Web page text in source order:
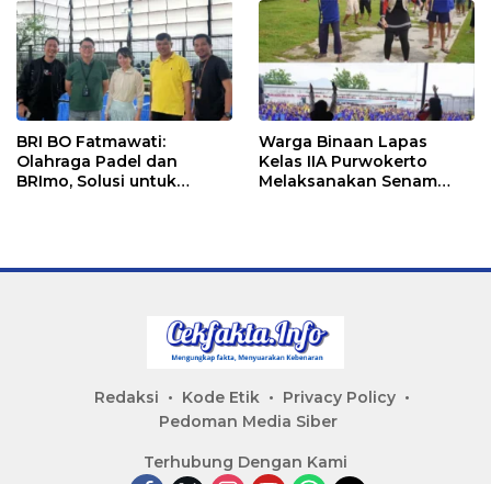
BRI BO Fatmawati:
Olahraga Padel dan
BRImo, Solusi untuk
Warga Binaan Lapas
Kelas IIA Purwokerto
Melaksanakan Senam
Redaksi Kode Etik
Privacy Policy
Pedoman Media Siber
Terhubung Dengan Kami